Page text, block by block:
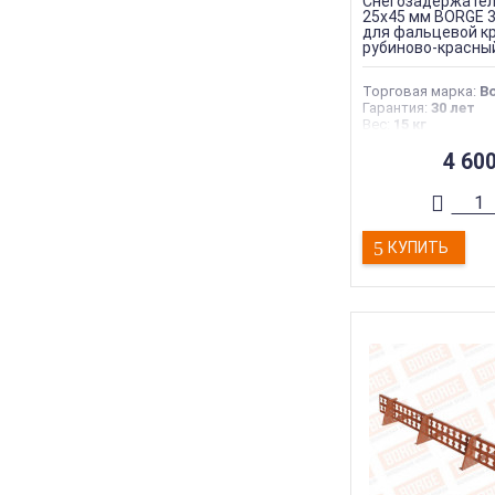
25х45 мм BORGE
для фальцевой
рубиново-
Торговая марка:
Гарантия: 30 лет
Вес : 15 кг
4
КУПИТЬ